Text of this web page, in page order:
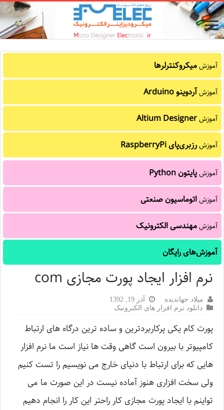
آموزشمیکروکنترلرها
آموزشآردوینو Arduino
آموزشAltium Designer
آموزشرزبری‌پای RaspberryPi
آموزشپایتون Python
آموزشاتوماسیون صنعتی
آموزشمهندسی الکترونیک
آموزش‌های رایگان
نرم افزار ایجاد پورت مجازی com
میلاد جهاندیده
آذر 19, 1392
دانلود نرم افزار های الکترونیک
پورت کام یکی پرکاربردترین و ساده ترین درگاه های ارتباط
کامپیوتر با بیرون است گاهی وقت ها نیاز است ما نرم افزار
هایی که برای ارتباط با دنیای خارج می نویسیم را تست کنیم
ولی سخت افزاری هنوز آماده نیست در این صورت ما می
تواینم با ایجاد پورت مجازی کار راحتر این کار را انجام دهیم